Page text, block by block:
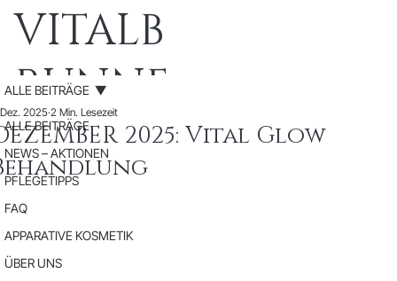
VITALB
RUNNE
N
Medic
al
ALLE BEITRÄGE
NEWS – AKTIONEN
PFLEGETIPPS
FAQ
APPARATIVE KOSMETIK
ÜBER UNS
ALLE BEITRÄGE
2025: Vital Glow
Dez. 2025 2 Min. Lesezeit